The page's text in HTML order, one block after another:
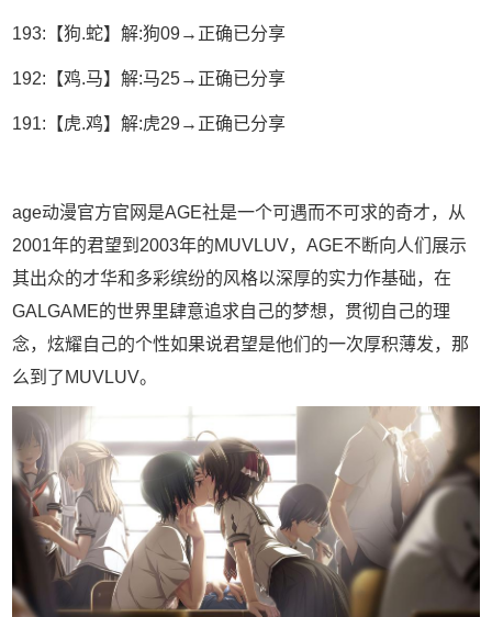
193:【狗.蛇】解:狗09→正确已分享
192:【鸡.马】解:马25→正确已分享
191:【虎.鸡】解:虎29→正确已分享
age动漫官方官网是AGE社是一个可遇而不可求的奇才，从
2001年的君望到2003年的MUVLUV，AGE不断向人们展示
其出众的才华和多彩缤纷的风格以深厚的实力作基础，在
GALGAME的世界里肆意追求自己的梦想，贯彻自己的理
念，炫耀自己的个性如果说君望是他们的一次厚积薄发，那
么到了MUVLUV。